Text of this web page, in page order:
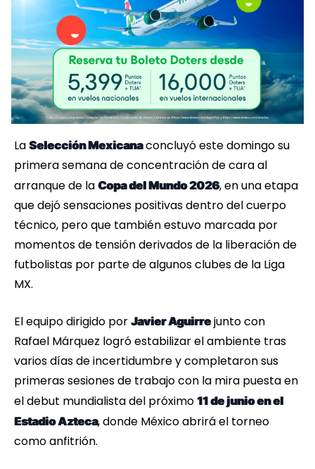
La Selección Mexicanaconcluyó este domingo su
primera semana de concentración de cara al
arranque de la Copa del Mundo 2026, en una etapa
que dejó sensaciones positivas dentro del cuerpo
técnico, pero que también estuvo marcada por
momentos de tensión derivados de la liberación de
futbolistas por parte de algunos clubes de la Liga
MX.
El equipo dirigido por Javier Aguirrejunto con
Rafael Márquez logró estabilizar el ambiente tras
varios días de incertidumbre y completaron sus
primeras sesiones de trabajo con la mira puesta en
el debut mundialista del próximo 11 de junio en el
Estadio Azteca, donde México abrirá el torneo
como anfitrión.